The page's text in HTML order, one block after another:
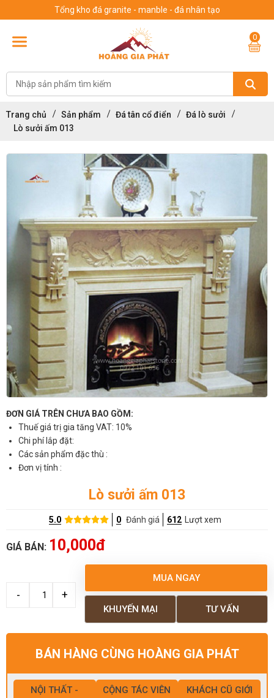
Tổng kho đá granite - manble - đá nhân tạo
0
Trang chủ Sản phẩm Đá tân cổ điển
Đá lò sưởi
Lò sưởi ấm 013
ĐƠN GIÁ TRÊN CHƯA BAO GỒM:
Thuế giá trị gia tăng VAT: 10%
Chi phí lắp đặt:
Các sản phẩm đặc thù :
Đơn vị tính :
Lò sưởi ấm 013
5.0 0 Đánh giá 612 Lượt xem
GIÁ BÁN: 10,000đ
MUA NGAY
TƯ VẤN
KHUYẾN MẠI
BÁN HÀNG CÙNG HOÀNG GIA PHÁT
NỘI THẤT -
CỘNG TÁC VIÊN
KHÁCH CŨ GIỚI